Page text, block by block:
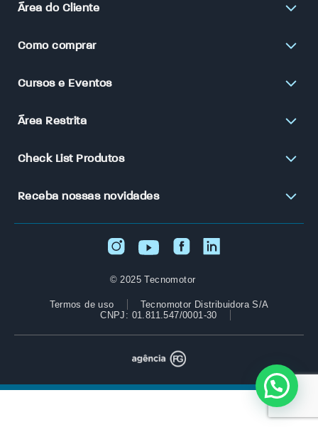
Área do Cliente
Como comprar
Cursos e Eventos
Área Restrita
Check List Produtos
Receba nossas novidades
© 2025 Tecnomotor
Termos de uso
Tecnomotor Distribuidora S/A
CNPJ: 01.811.547/0001-30